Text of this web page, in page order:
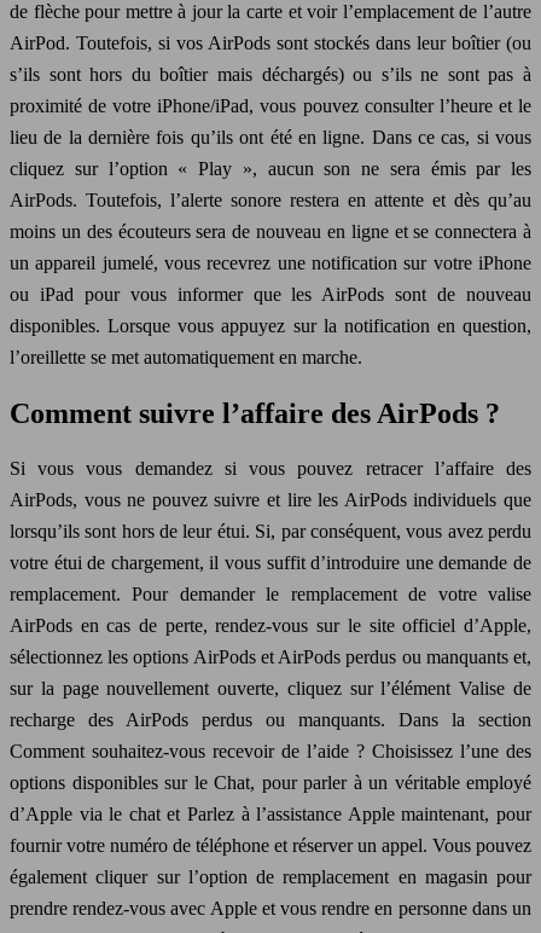
de flèche pour mettre à jour la carte et voir l’emplacement de l’autre
AirPod. Toutefois, si vos AirPods sont stockés dans leur boîtier (ou
s’ils sont hors du boîtier mais déchargés) ou s’ils ne sont pas à
proximité de votre iPhone/iPad, vous pouvez consulter l’heure et le
lieu de la dernière fois qu’ils ont été en ligne. Dans ce cas, si vous
cliquez sur l’option « Play », aucun son ne sera émis par les
AirPods. Toutefois, l’alerte sonore restera en attente et dès qu’au
moins un des écouteurs sera de nouveau en ligne et se connectera à
un appareil jumelé, vous recevrez une notification sur votre iPhone
ou iPad pour vous informer que les AirPods sont de nouveau
disponibles. Lorsque vous appuyez sur la notification en question,
l’oreillette se met automatiquement en marche.
Comment suivre l’affaire des AirPods ?
Si vous vous demandez si vous pouvez retracer l’affaire des
AirPods, vous ne pouvez suivre et lire les AirPods individuels que
lorsqu’ils sont hors de leur étui. Si, par conséquent, vous avez perdu
votre étui de chargement, il vous suffit d’introduire une demande de
remplacement. Pour demander le remplacement de votre valise
AirPods en cas de perte, rendez-vous sur le site officiel d’Apple,
sélectionnez les options AirPods et AirPods perdus ou manquants et,
sur la page nouvellement ouverte, cliquez sur l’élément Valise de
recharge des AirPods perdus ou manquants. Dans la section
Comment souhaitez-vous recevoir de l’aide ? Choisissez l’une des
options disponibles sur le Chat, pour parler à un véritable employé
d’Apple via le chat et Parlez à l’assistance Apple maintenant, pour
fournir votre numéro de téléphone et réserver un appel. Vous pouvez
également cliquer sur l’option de remplacement en magasin pour
prendre rendez-vous avec Apple et vous rendre en personne dans un